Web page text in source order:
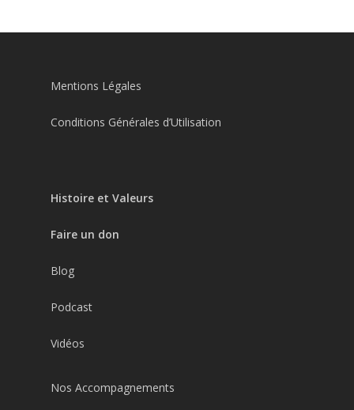
Mentions Légales
Conditions Générales d’Utilisation
Histoire et Valeurs
Faire un don
Blog
Podcast
Vidéos
Nos Accompagnements